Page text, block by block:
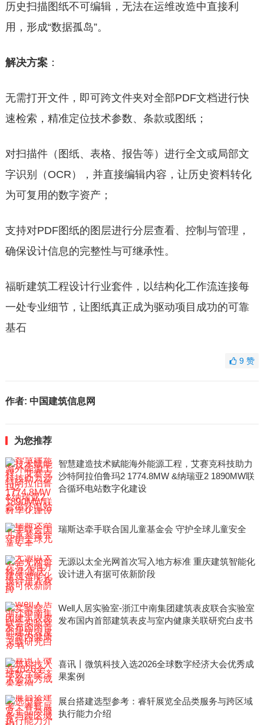
历史扫描图纸不可编辑，无法在运维改造中直接利
用，形成“数据孤岛”。
解决方案：
无需打开文件，即可跨文件夹对全部PDF文档进行快
速检索，精准定位技术参数、条款或图纸；
对扫描件（图纸、表格、报告等）进行全文或局部文
字识别（OCR），并直接编辑内容，让历史资料转化
为可复用的数字资产；
支持对PDF图纸的图层进行分层查看、控制与管理，
确保设计信息的完整性与可继承性。
福昕建筑工程设计行业套件，以结构化工作流连接每
一处专业细节，让图纸真正成为驱动项目成功的可靠
基石
9赞
作者: 中国建筑信息网
为您推荐
智慧建造技术赋能海外能源工程，艾赛克科技助力
沙特阿拉伯鲁玛2 1774.8MW &纳瑞亚2 1890MW联
合循环电站数字化建设
瑞斯达牵手联合国儿童基金会 守护全球儿童安全
无源以太全光网首次写入地方标准 重庆建筑智能化
设计进入有据可依新阶段
Well人居实验室-浙江中南集团建筑表皮联合实验室
发布国内首部建筑表皮与室内健康关联研究白皮书
喜讯丨微筑科技入选2026全球数字经济大会优秀成
果案例
展台搭建选型参考：睿轩展览全品类服务与跨区域
执行能力介绍